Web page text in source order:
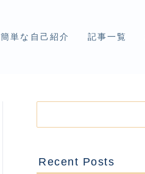
簡単な自己紹介 記事一覧
Recent Posts